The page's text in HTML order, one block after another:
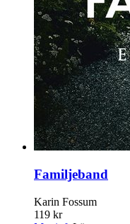
Familjeband
Karin Fossum
119 kr